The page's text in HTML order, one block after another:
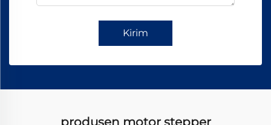
Kirim
produsen motor stepper